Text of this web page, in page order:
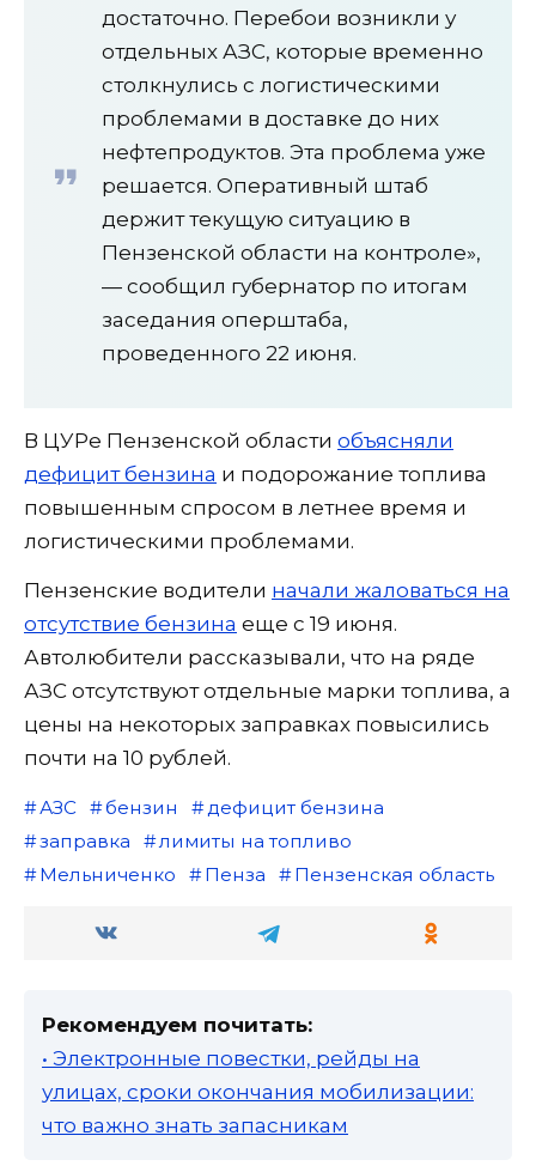
достаточно. Перебои возникли у
отдельных АЗС, которые временно
столкнулись с логистическими
проблемами в доставке до них
нефтепродуктов. Эта проблема уже
решается. Оперативный штаб
держит текущую ситуацию в
Пензенской области на контроле»,
— сообщил губернатор по итогам
заседания оперштаба,
проведенного 22 июня.
В ЦУРе Пензенской области объясняли
дефицит бензина и подорожание топлива
повышенным спросом в летнее время и
логистическими проблемами.
Пензенские водители начали жаловаться на
отсутствие бензина еще с 19 июня.
Автолюбители рассказывали, что на ряде
АЗС отсутствуют отдельные марки топлива, а
цены на некоторых заправках повысились
почти на 10 рублей.
АЗС бензин
дефицит бензина
заправка
лимиты на топливо
Мельниченко
Пенза Пензенская область
Рекомендуем почитать:
• Электронные повестки, рейды на
улицах, сроки окончания мобилизации:
что важно знать запасникам